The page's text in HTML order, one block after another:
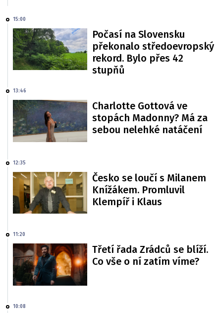
15:00
Počasí na Slovensku
překonalo středoevropský
rekord. Bylo přes 42
stupňů
13:46
Charlotte Gottová ve
stopách Madonny? Má za
sebou nelehké natáčení
12:35
Česko se loučí s Milanem
Knížákem. Promluvil
Klempíř i Klaus
11:20
Třetí řada Zrádců se blíží.
Co vše o ní zatím víme?
10:08